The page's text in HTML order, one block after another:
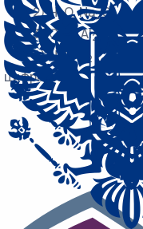
2) H2O, Na2O
3) CO
, Al2
4) HCl, O 2
под